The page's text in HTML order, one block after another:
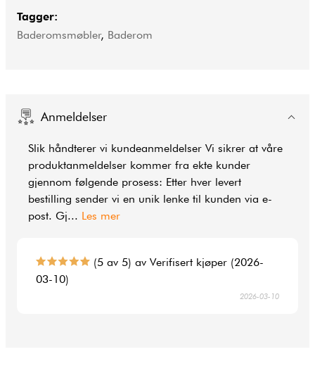
Tagger:
Baderomsmøbler, Baderom
Anmeldelser
Slik håndterer vi kundeanmeldelser Vi sikrer at våre
produktanmeldelser kommer fra ekte kunder
gjennom følgende prosess: Etter hver levert
bestilling sender vi en unik lenke til kunden via e-
post. Gj... Les mer
(5 av 5) av Verifisert kjøper (2026-
03-10)
2026-03-10